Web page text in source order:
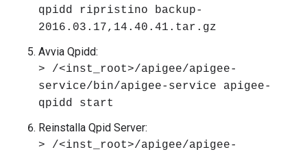
qpidd ripristino backup-
2016.03.17,14.40.41.tar.gz
Avvia Qpidd:
> /<inst_root>/apigee/apigee-
service/bin/apigee-service apigee-
qpidd start
Reinstalla Qpid Server:
> /<inst_root>/apigee/apigee-